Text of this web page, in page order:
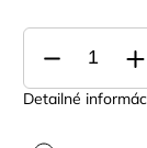
Detailné